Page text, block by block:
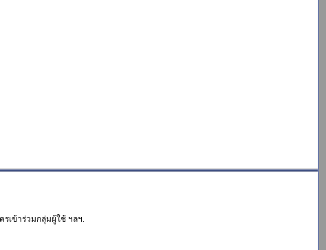
เข้าร่วมกลุ่มผู้ใช้ ฯลฯ.